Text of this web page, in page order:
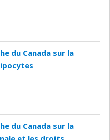
du Canada sur la
du Canada sur la